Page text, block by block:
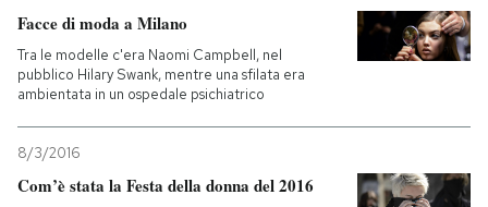
Facce di moda a Milano
Tra le modelle c'era Naomi Campbell, nel
pubblico Hilary Swank, mentre una sfilata era
ambientata in un ospedale psichiatrico
8/3/2016
Com’è stata la Festa della donna del 2016